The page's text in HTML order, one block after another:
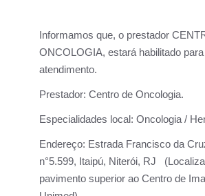
Informamos que, o prestador
ONCOLOGIA, estará habilitado
atendimento.
Prestador: Centro de Oncologia.
Especialidades local: Oncologia /
Endereço: Estrada Francisco da
n°5.599, Itaipú, Niterói, RJ
pavimento superior ao Centro de